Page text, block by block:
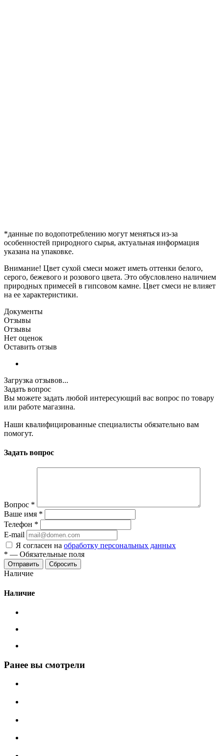
*данные по водопотреблению могут меняться из-за
особенностей природного сырья, актуальная информация
указана на упаковке.
Внимание! Цвет сухой смеси может иметь оттенки белого,
серого, бежевого и розового цвета. Это обусловлено наличием
природных примесей в гипсовом камне. Цвет смеси не влияет
на ее характеристики.
Документы
Отзывы
Отзывы
Нет оценок
Оставить отзыв
Загрузка отзывов...
Задать вопрос
Вы можете задать любой интересующий вас вопрос по товару
или работе магазина.
Наши квалифицированные специалисты обязательно вам
помогут.
Задать вопрос
Вопрос *
Ваше имя *
Телефон *
E-mail
Я согласен на обработку персональных данных
* — Обязательные поля
Сбросить
Наличие
Наличие
Ранее вы смотрели